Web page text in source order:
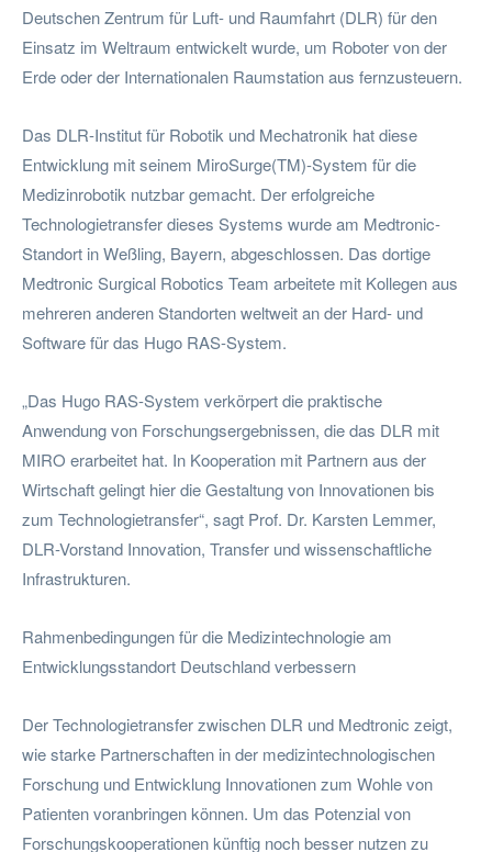
Deutschen Zentrum für Luft- und Raumfahrt (DLR) für den
Einsatz im Weltraum entwickelt wurde, um Roboter von der
Erde oder der Internationalen Raumstation aus fernzusteuern.
Das DLR-Institut für Robotik und Mechatronik hat diese
Entwicklung mit seinem MiroSurge(TM)-System für die
Medizinrobotik nutzbar gemacht. Der erfolgreiche
Technologietransfer dieses Systems wurde am Medtronic-
Standort in Weßling, Bayern, abgeschlossen. Das dortige
Medtronic Surgical Robotics Team arbeitete mit Kollegen aus
mehreren anderen Standorten weltweit an der Hard- und
Software für das Hugo RAS-System.
„Das Hugo RAS-System verkörpert die praktische
Anwendung von Forschungsergebnissen, die das DLR mit
MIRO erarbeitet hat. In Kooperation mit Partnern aus der
Wirtschaft gelingt hier die Gestaltung von Innovationen bis
zum Technologietransfer“, sagt Prof. Dr. Karsten Lemmer,
DLR-Vorstand Innovation, Transfer und wissenschaftliche
Infrastrukturen.
Rahmenbedingungen für die Medizintechnologie am
Entwicklungsstandort Deutschland verbessern
Der Technologietransfer zwischen DLR und Medtronic zeigt,
wie starke Partnerschaften in der medizintechnologischen
Forschung und Entwicklung Innovationen zum Wohle von
Patienten voranbringen können. Um das Potenzial von
Forschungskooperationen künftig noch besser nutzen zu